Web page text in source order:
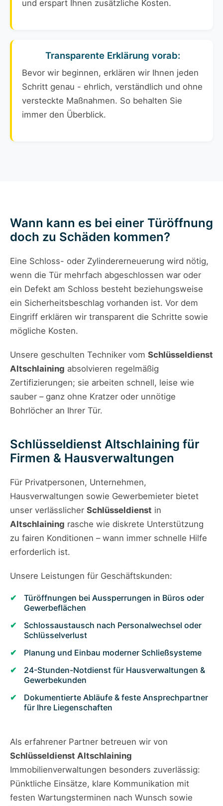
und erspart Ihnen zusätzliche Kosten.
Transparente Erklärung vorab:
Bevor wir beginnen, erklären wir Ihnen jeden
Schritt genau - ehrlich, verständlich und ohne
versteckte Maßnahmen. So behalten Sie
immer den Überblick.
Wann kann es bei einer Türöffnung
doch zu Schäden kommen?
Eine Schloss- oder Zylindererneuerung wird nötig,
wenn die Tür mehrfach abgeschlossen war oder
ein Defekt am Schloss besteht beziehungsweise
ein Sicherheitsbeschlag vorhanden ist. Vor dem
Eingriff erklären wir transparent die Schritte sowie
mögliche Kosten.
Unsere geschulten Techniker vom Schlüsseldienst
Altschlaining absolvieren regelmäßig
Zertifizierungen; sie arbeiten schnell, leise wie
sauber – ganz ohne Kratzer oder unnötige
Bohrlöcher an Ihrer Tür.
Schlüsseldienst Altschlaining für
Firmen & Hausverwaltungen
Für Privatpersonen, Unternehmen,
Hausverwaltungen sowie Gewerbemieter bietet
unser verlässlicher Schlüsseldienst in
Altschlaining rasche wie diskrete Unterstützung
zu fairen Konditionen – wann immer schnelle Hilfe
erforderlich ist.
Unsere Leistungen für Geschäftskunden:
Türöffnungen bei Aussperrungen in Büros oder
Gewerbeflächen
Schlossaustausch nach Personalwechsel oder
Schlüsselverlust
Planung und Einbau moderner Schließsysteme
24-Stunden-Notdienst für Hausverwaltungen &
Gewerbekunden
Dokumentierte Abläufe & feste Ansprechpartner
für Ihre Liegenschaften
Als erfahrener Partner betreuen wir von
Schlüsseldienst Altschlaining
Immobilienverwaltungen besonders zuverlässig:
Pünktliche Einsätze, klare Kommunikation mit
festen Wartungsterminen nach Wunsch sowie